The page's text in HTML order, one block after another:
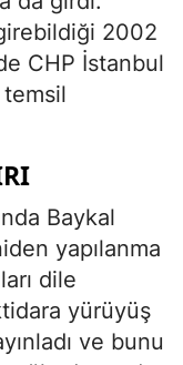
2002
CHP İstanbul
Baykal
yapılanma
dile
yürüyüş
ve bunu